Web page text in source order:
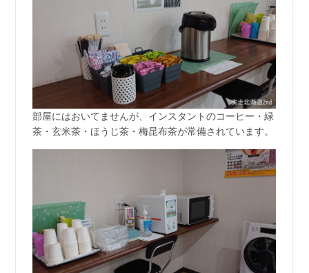
部屋にはおいてませんが、インスタントのコーヒー・緑
茶・玄米茶・ほうじ茶・梅昆布茶が常備されています。